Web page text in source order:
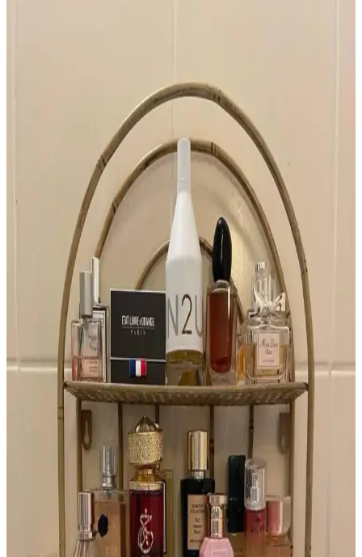
versiyonları arasındaki formül ve tasarım farkları, kullanıcı
deneyimleri ve şişe etiketlerinin önemi detaylı şekilde inceleniyor.
Lattafa Parfümleri: Kalite, Kullanıcı Deneyimleri ve
Fiyat-Performans Değerlendirmesi
Lattafa parfümleri uygun fiyatları ve çeşitli koku profilleriyle dikkat
çekiyor. Kullanıcı deneyimleri kalite ve kalıcılık konusunda farklılık
gösterirken, macerasyon süreci öneriliyor.
İlkbahar İçin Katmanlı Parfüm ve Doğal Koku
Önerileriyle Ferah Aromalar
İlkbahar için yeşil çay, armut ve elma gibi taze notalarla katmanlama
yöntemiyle oluşturulan parfüm ve koku önerileri, doğal ve hafif
aromalar sunarak kalıcı ferahlık sağlar.
Harajuku Lovers G ve Glossier Fleur Parfümleri:
Tropikal Koku Benzerlikleri ve Nostalji
Harajuku Lovers G ve Glossier Fleur parfümleri, tropikal
hindistancevizi ve vanilya notalarıyla benzerlik gösterir. Her iki
parfümde yapay alt notalar nostaljik bir bağ oluşturur ve genç
kullanıcılar arasında popülerdir.
2010'ların Altın Renkli, Metalik ve Yatay Tasarımlı
Parfüm Şişeleri: Azzaro Duo İncelemesi
2010'larda öne çıkan altın renkli, metalik ve yatay tasarımlı Azzaro
Duo parfüm şişesi, sade ve özgün görünümüyle dikkat çekiyor.
Reddit topluluğu bu tasarımı detaylıca tanımladı.